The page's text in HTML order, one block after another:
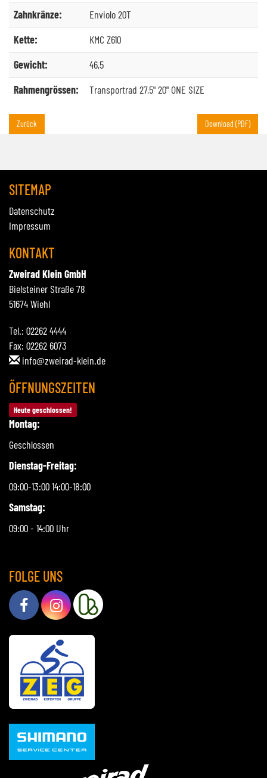
Zahnkränze:
Enviolo 20T
Kette:
KMC Z610
Gewicht:
46,5
Rahmengrössen:
Transportrad 27,5" 20" ONE SIZE
Zurück Download (PDF)
SITEMAP
Datenschutz
Impressum
KONTAKT
Zweirad Klein GmbH
Bielsteiner Straße 78
51674 Wiehl
Tel.: 02262 4444
Fax: 02262 6073
info@zweirad-klein.de
ÖFFNUNGSZEITEN
Heute geschlossen!
Montag:
Geschlossen
Dienstag-Freitag:
09:00-13:00 14:00-18:00
Samstag:
09:00 - 14:00 Uhr
FOLGE UNS